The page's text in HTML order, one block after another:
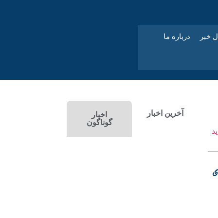
خبر درباره ما
آخرین اخبار
اخبار
گوناگون